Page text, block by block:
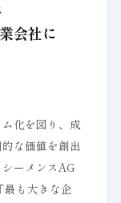
会社に
化を図り、成
な価値を創出
ーメンスAG
最も大きな企